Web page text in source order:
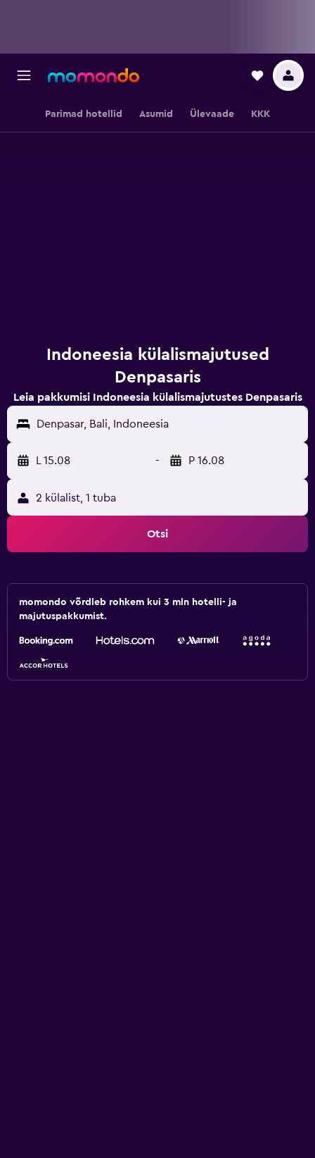
Parimad hotellid Asumid Ülevaade KKK
Indoneesia külalismajutused
Denpasaris
Leia pakkumisi Indoneesia külalismajutustes Denpasaris
Denpasar, Bali, Indoneesia
L 15.08 - P 16.08
2 külalist, 1 tuba
Otsi
momondo võrdleb rohkem kui 3 mln hotelli- ja
majutuspakkumist.